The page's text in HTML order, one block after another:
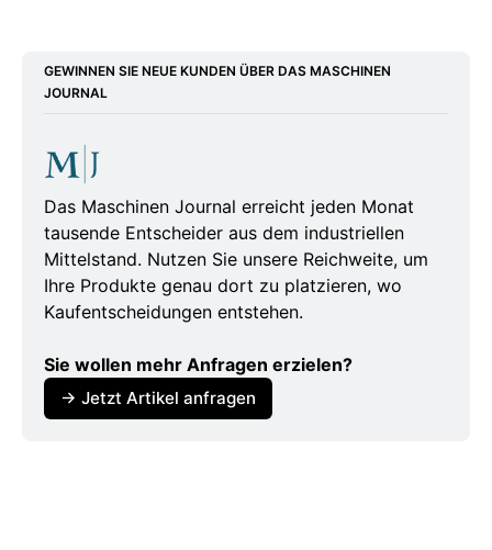
https://www.haufe.de/personal/hr-
wegen-mindestlohnerhoehung_80_668186.html
https://www.hotelvor9.de/inside/gastgewerbe-
besonders-von-mindestlohnerhoehung-
betroffen
https://www.handelsblatt.com/politik/deutschla
unternehmen-kuendigen-massnahmen-
an/100180100.html
GEWINNEN SIE NEUE KUNDEN ÜBER DAS MASCHINEN
JOURNAL
Das Maschinen Journal erreicht jeden Monat
tausende Entscheider aus dem industriellen
Mittelstand. Nutzen Sie unsere Reichweite, um
Ihre Produkte genau dort zu platzieren, wo
Kaufentscheidungen entstehen.
Sie wollen mehr Anfragen erzielen?
→ Jetzt Artikel anfragen